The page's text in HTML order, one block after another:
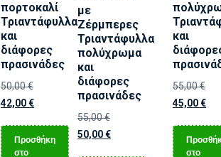
πορτοκαλί
Τριαντάφυλλα
και
διάφορες
πρασινάδες
50,00€
42,00€
Προσθήκη
στο
με
Ζέρμπερες
Τριαντάφυλλα
πολύχρωμα
και
διάφορες
πρασινάδες
55,00€
50,00€
και
55,00€
45,00€
στο